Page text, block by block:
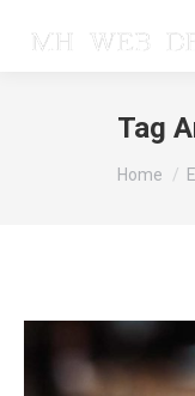
Tag
You are
Home